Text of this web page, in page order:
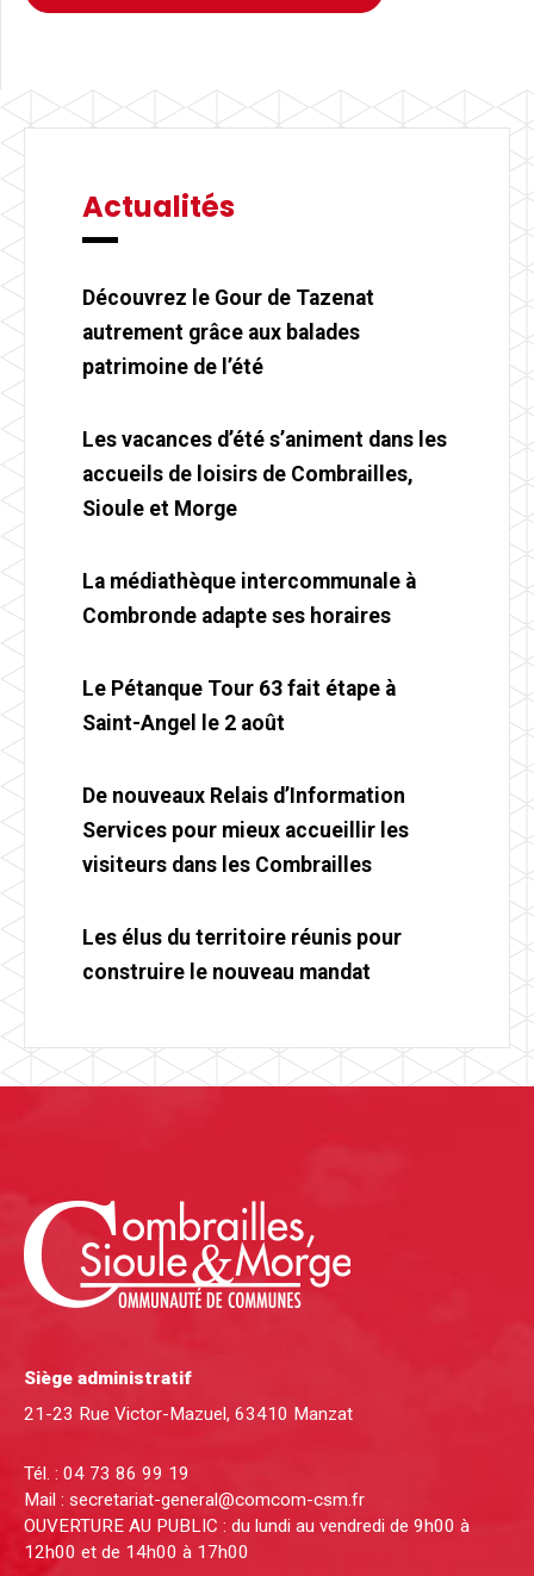
Actualités
Découvrez le Gour de Tazenat
autrement grâce aux balades
patrimoine de l’été
Les vacances d’été s’animent dans les
accueils de loisirs de Combrailles,
Sioule et Morge
La médiathèque intercommunale à
Combronde adapte ses horaires
Le Pétanque Tour 63 fait étape à
Saint-Angel le 2 août
De nouveaux Relais d’Information
Services pour mieux accueillir les
visiteurs dans les Combrailles
Les élus du territoire réunis pour
construire le nouveau mandat
Siège administratif
21-23 Rue Victor-Mazuel, 63410 Manzat
Tél. : 04 73 86 99 19
Mail : secretariat-general@comcom-csm.fr
OUVERTURE AU PUBLIC : du lundi au vendredi de 9h00 à
12h00 et de 14h00 à 17h00